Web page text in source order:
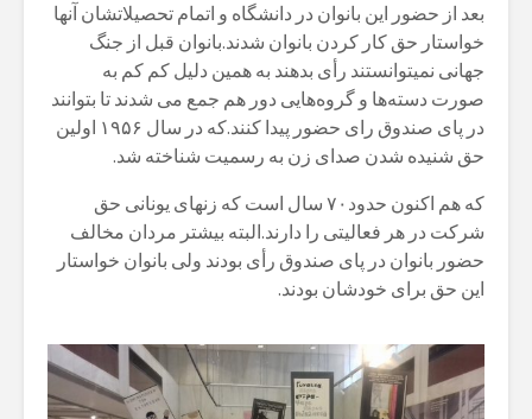
بعد از حضور این بانوان در دانشگاه و اتمام تحصیلاتشان آنها
خواستار حق کار کردن بانوان شدند.بانوان قبل از جنگ
جهانی نمیتوانستند رأی بدهند به همین دلیل کم کم به
صورت دسته‌ها و گروه‌هایی دور هم جمع می شدند تا بتوانند
در پای صندوق رای حضور پیدا کنند.که در سال ۱۹۵۶ اولین
حق شنیده شدن صدای زن به رسمیت شناخته شد.
که هم اکنون حدود۷۰ سال است که زنهای یونانی حق
شرکت در هر فعالیتی را دارند.البته بیشتر مردان مخالف
حضور بانوان در پای صندوق رأی بودند ولی بانوان خواستار
این حق برای خودشان بودند.